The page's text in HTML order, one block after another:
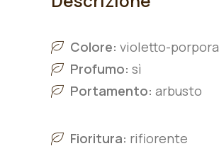
Colore: violetto-porpora
Profumo: sì
Portamento: arbusto
Fioritura: rifiorente